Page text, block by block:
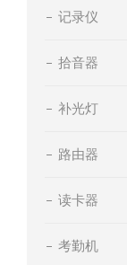
记录仪
拾音器
补光灯
路由器
读卡器
考勤机